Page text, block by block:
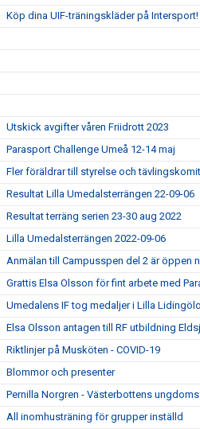
Köp dina UIF-träningskläder på Intersport!
Utskick avgifter våren Friidrott 2023
Parasport Challenge Umeå 12-14 maj
Fler föräldrar till styrelse och
Resultat Lilla Umedalsterrängen 22-09-06
Resultat terräng serien 23-30 aug 2022
Lilla Umedalsterrängen 2022-09-06
Anmälan till Campusspen del 2 är öppen
Grattis Elsa Olsson för fint arbete med
Umedalens IF tog medaljer i Lilla
Elsa Olsson antagen till RF utbildning
Riktlinjer på Musköten - COVID-19
Blommor och presenter
Pernilla Norgren - Västerbottens
All inomhusträning för grupper inställd